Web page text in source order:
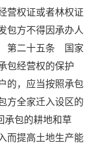
营权证或者林权证
方不得因承办人
第二十五条 国家
经营权的保护
，应当按照承包
方全家迁入设区的
承包的耕地和草
而提高土地生产能